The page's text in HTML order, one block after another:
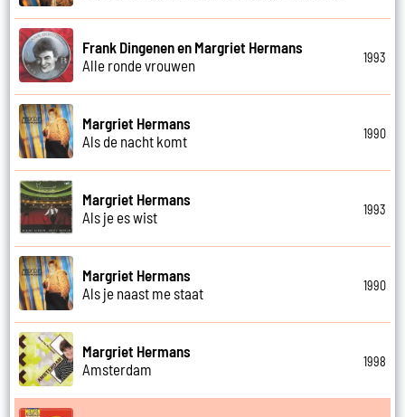
Frank Dingenen en Margriet Hermans
Alle ronde vrouwen
1993
Margriet Hermans
Als de nacht komt
1990
Margriet Hermans
Als je es wist
1993
Margriet Hermans
Als je naast me staat
1990
Margriet Hermans
Amsterdam
1998